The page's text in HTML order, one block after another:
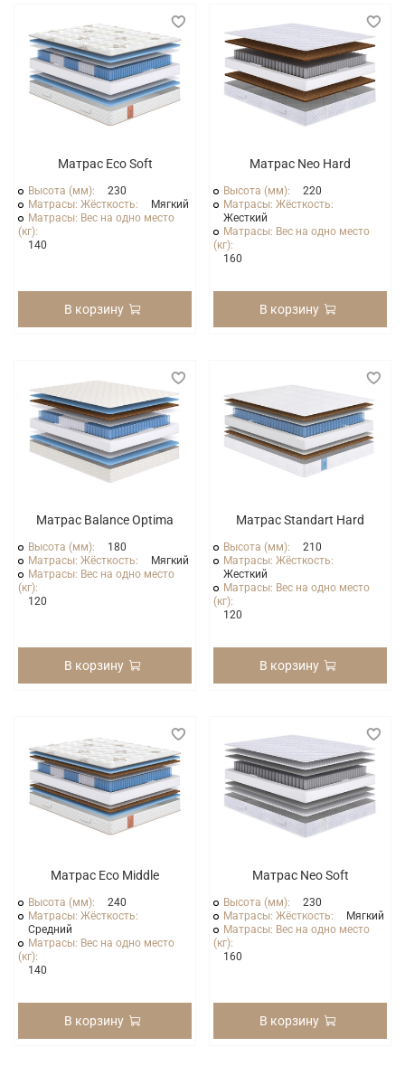
Матрас Eco Soft
Высота (мм):
230
Матрасы: Жёсткость:
Мягкий
Матрасы: Вес на одно место
(кг):
140
В корзину
Матрас Neo Hard
Высота (мм):
220
Матрасы: Жёсткость:
Жесткий
Матрасы: Вес на одно место
(кг):
160
В корзину
Матрас Balance Optima
Высота (мм):
180
Матрасы: Жёсткость:
Мягкий
Матрасы: Вес на одно место
(кг):
120
В корзину
Матрас Standart Hard
Высота (мм):
210
Матрасы: Жёсткость:
Жесткий
Матрасы: Вес на одно место
(кг):
120
В корзину
Матрас Eco Middle
Высота (мм):
240
Матрасы: Жёсткость:
Средний
Матрасы: Вес на одно место
(кг):
140
В корзину
Матрас Neo Soft
Высота (мм):
230
Матрасы: Жёсткость:
Мягкий
Матрасы: Вес на одно место
(кг):
160
В корзину